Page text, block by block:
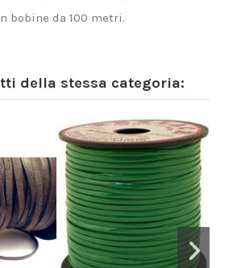
bobine da 100 metri.
della stessa categoria: